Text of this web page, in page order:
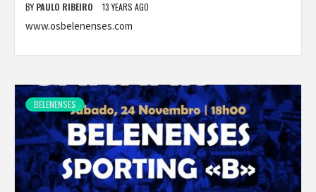
BY PAULO RIBEIRO 13 YEARS AGO
www.osbelenenses.com
BELENENSES